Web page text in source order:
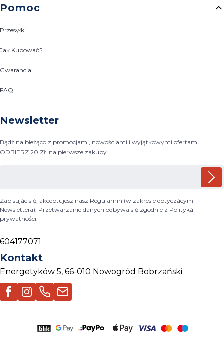
Pomoc
Przesyłki
Jak Kupować?
Gwarancja
FAQ
Newsletter
Bądź na bieżąco z promocjami, nowościami i wyjątkowymi ofertami.
ODBIERZ 20 ZŁ na pierwsze zakupy.
Zapisując się, akceptujesz nasz Regulamin (w zakresie dotyczącym
Newslettera). Przetwarzanie danych odbywa się zgodnie z Polityką
prywatności.
604177071
Kontakt
Energetyków 5, 66-010 Nowogród Bobrzański